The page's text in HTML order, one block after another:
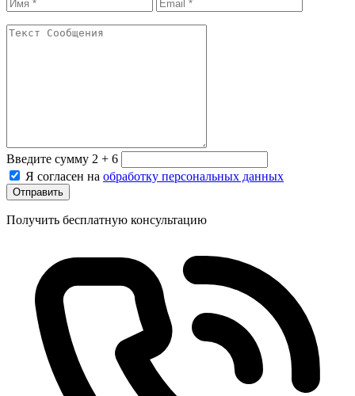
Введите сумму 2 + 6
Я согласен на обработку персональных данных
Отправить
Получить бесплатную консультацию